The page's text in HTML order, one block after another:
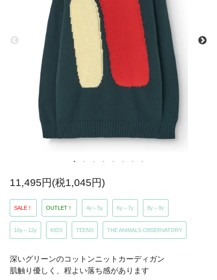
11,495円(税1,045円)
SALE！ OUTLET！ 4y～5y 6y～7y 8y～9y
10y～12y KIDS TEENS THE ANIMALS OBSERVATORY
深いグリーンのコットンニットカーディガン
肌触り優しく、程よい落ち感があります